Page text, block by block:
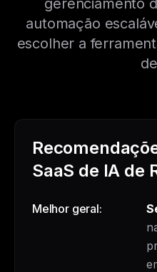
gerenciamento
automação
escolher a
SaaS de IA de
Melhor geral: